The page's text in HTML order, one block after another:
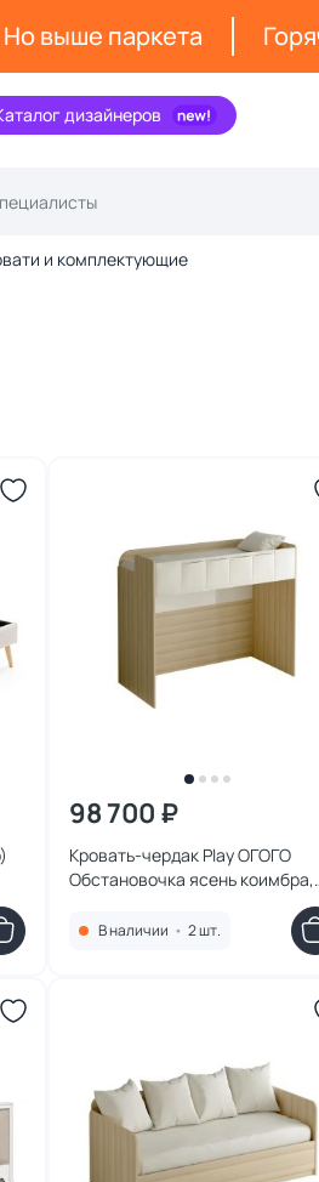
Но выше паркета
дизайнеров
и комплектующие
98 700 ₽
Кровать-чердак Play ОГОГО
Обстановочка ясень коимбра,
В наличии • 2 шт.